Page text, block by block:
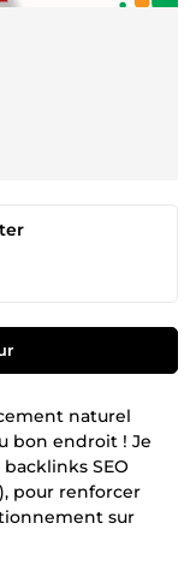
naturel
bon endroit ! Je
SEO
pour renforcer
sur